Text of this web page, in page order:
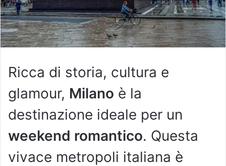
Ricca di storia, cultura e
glamour, Milano è la
destinazione ideale per un
weekend romantico. Questa
vivace metropoli italiana è